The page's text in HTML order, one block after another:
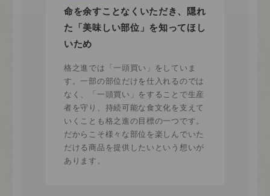
命を余すことなくいただき、隠れ
た「美味しい部位」を知ってほし
いため
格之進では「一頭買い」をしていま
す。一部の部位だけを仕入れるのでは
なく、「一頭買い」をすることで生産
者を守り、持続可能な食文化を支えて
いくことも格之進の目標の一つです。
だからこそ様々な部位を楽しんでいた
だける商品を提供したいという想いが
あります。